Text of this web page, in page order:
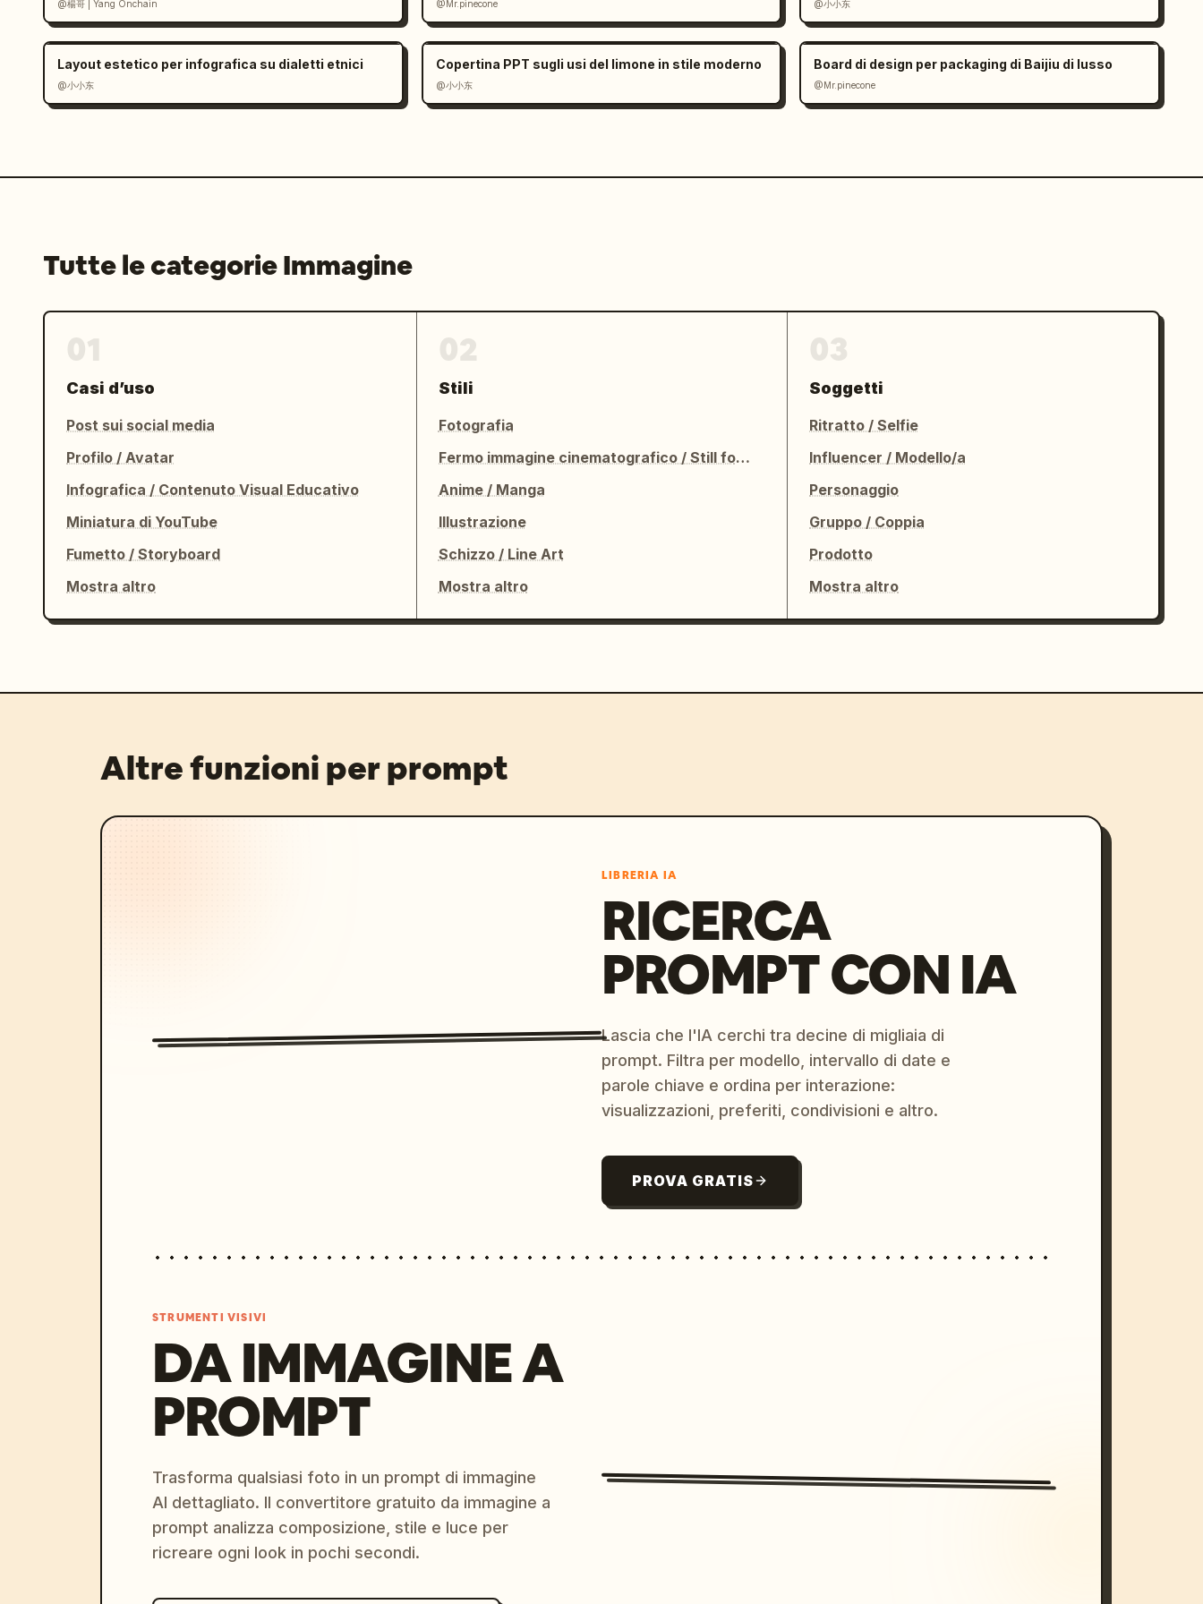
low-key, composizione meticolosa, estetica tech di lusso, nessun colore
brillante saturo, nessun elemento giocoso"}
@楊哥 | Yang Onchain @Mr.pinecone @小小东
Layout estetico per infografica su dialetti etnici
@小小东
Copertina PPT sugli usi del limone in stile moderno
@小小东
Board di design per packaging di Baijiu di lusso
@Mr.pinecone
Tutte le categorie Immagine
Casi d’uso
Post sui social media
Profilo / Avatar
Infografica / Contenuto Visual Educativo
Miniatura di YouTube
Fumetto / Storyboard
Mostra altro
Stili
Fotografia
Fermo immagine cinematografico / Still fotografico
Anime / Manga
Illustrazione
Schizzo / Line Art
Mostra altro
Soggetti
Ritratto / Selfie
Influencer / Modello/a
Personaggio
Gruppo / Coppia
Prodotto
Mostra altro
Altre funzioni per prompt
LIBRERIA IA
RICERCA
PROMPT CON IA
Lascia che l'IA cerchi tra decine di migliaia di
prompt. Filtra per modello, intervallo di date e
parole chiave e ordina per interazione:
visualizzazioni, preferiti, condivisioni e altro.
PROVA GRATIS
STRUMENTI VISIVI
DA IMMAGINE A
PROMPT
Trasforma qualsiasi foto in un prompt di immagine
AI dettagliato. Il convertitore gratuito da immagine a
prompt analizza composizione, stile e luce per
ricreare ogni look in pochi secondi.